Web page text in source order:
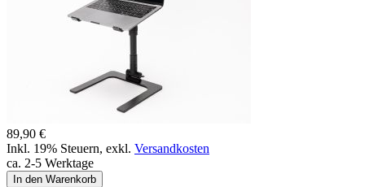
89,90 €
Inkl. 19% Steuern, exkl. Versandkosten
ca. 2-5 Werktage
In den Warenkorb